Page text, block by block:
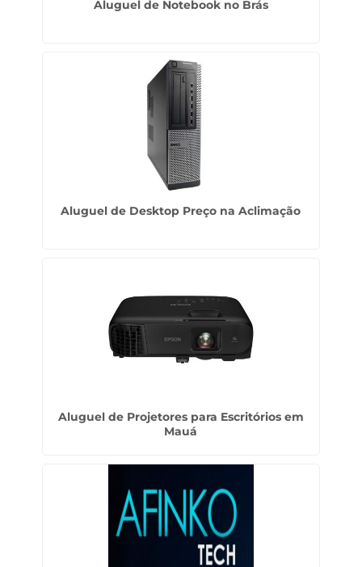
Aluguel de Notebook no Brás
Aluguel de Desktop Preço na Aclimação
Aluguel de Projetores para Escritórios em
Mauá